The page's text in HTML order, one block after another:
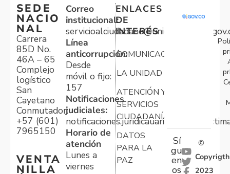
SEDE
NACIO
NAL
Carrera
85D No.
46A – 65
Complejo
logístico
San
Cayetano
Conmutador:
+57 (601)
7965150
VENTA
NILLA
Correo
institucional:
Línea
anticorrupción:
Desde
móvil o fijo:
157
Notificaciones
judiciales:
Horario de
atención
Lunes a
viernes
ENLACES
DE
INTERÉS
COMUNICACIONES
LA UNIDAD
ATENCIÓN Y
SERVICIOS
CIUDADANÍA
DATOS
PARA LA
PAZ
Sí
gu
en
os
©
Copyrigth
2023